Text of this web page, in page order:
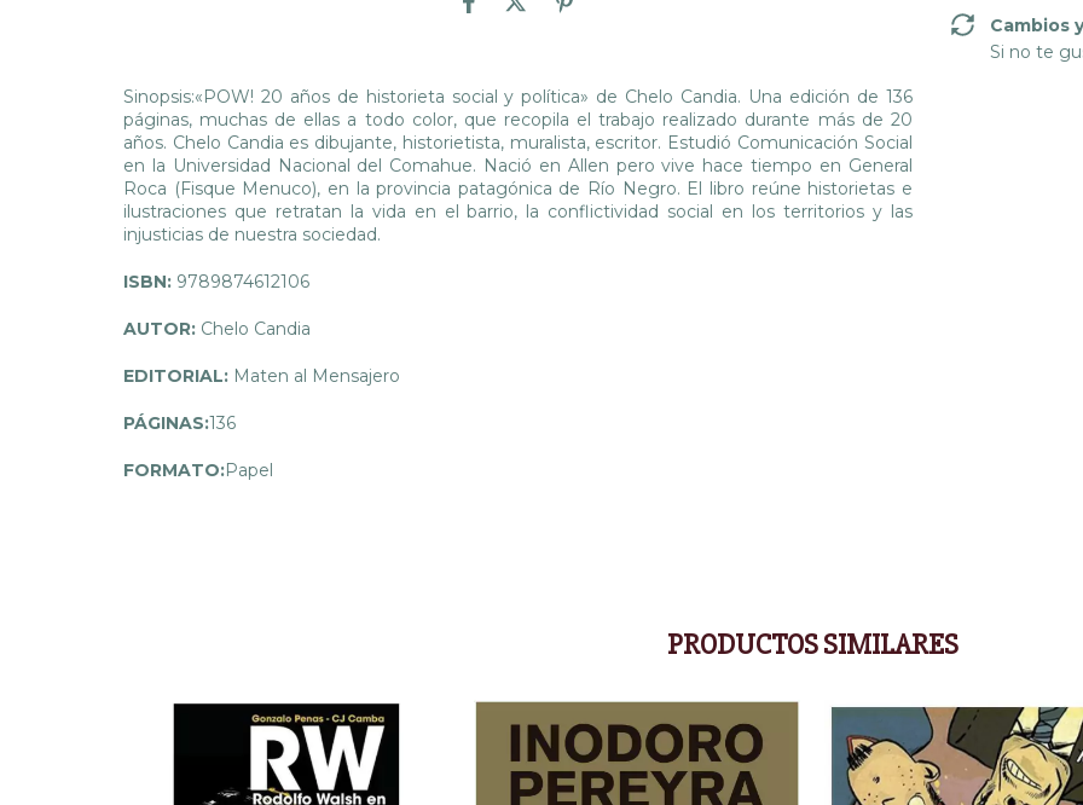
Sinopsis:«POW! 20 años de historieta social y política» de Chelo Candia. Una edición de 136
páginas, muchas de ellas a todo color, que recopila el trabajo realizado durante más de 20
años. Chelo Candia es dibujante, historietista, muralista, escritor. Estudió Comunicación Social
en la Universidad Nacional del Comahue. Nació en Allen pero vive hace tiempo en General
Roca (Fisque Menuco), en la provincia patagónica de Río Negro. El libro reúne historietas e
ilustraciones que retratan la vida en el barrio, la conflictividad social en los territorios y las
injusticias de nuestra sociedad.
ISBN: 9789874612106
AUTOR: Chelo Candia
EDITORIAL: Maten al Mensajero
PÁGINAS:136
FORMATO:Papel
Cambios
Si no te
PRODUCTOS SIMILARES